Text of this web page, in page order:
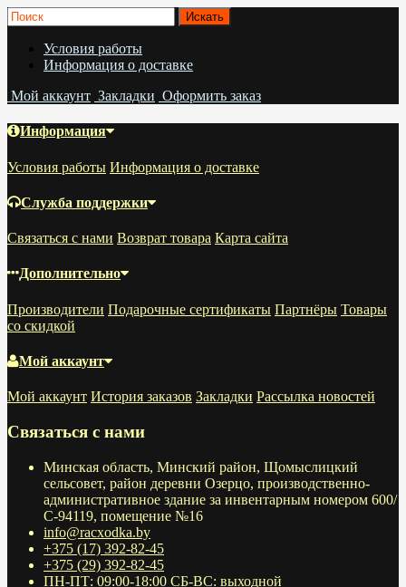
Условия работы
Информация о доставке
Мой аккаунт Закладки Оформить заказ
Информация
Условия работы Информация о доставке
Служба поддержки
Связаться с нами Возврат товара Карта сайта
Дополнительно
Производители Подарочные сертификаты Партнёры Товары
со скидкой
Мой аккаунт
Мой аккаунт История заказов Закладки Рассылка новостей
Связаться с нами
Минская область, Минский район, Щомыслицкий
сельсовет, район деревни Озерцо, производственно-
административное здание за инвентарным номером 600/
С-94119, помещение №16
info@racxodka.by
+375 (17) 392-82-45
+375 (29) 392-82-45
ПН-ПТ: 09:00-18:00 СБ-ВС: выходной